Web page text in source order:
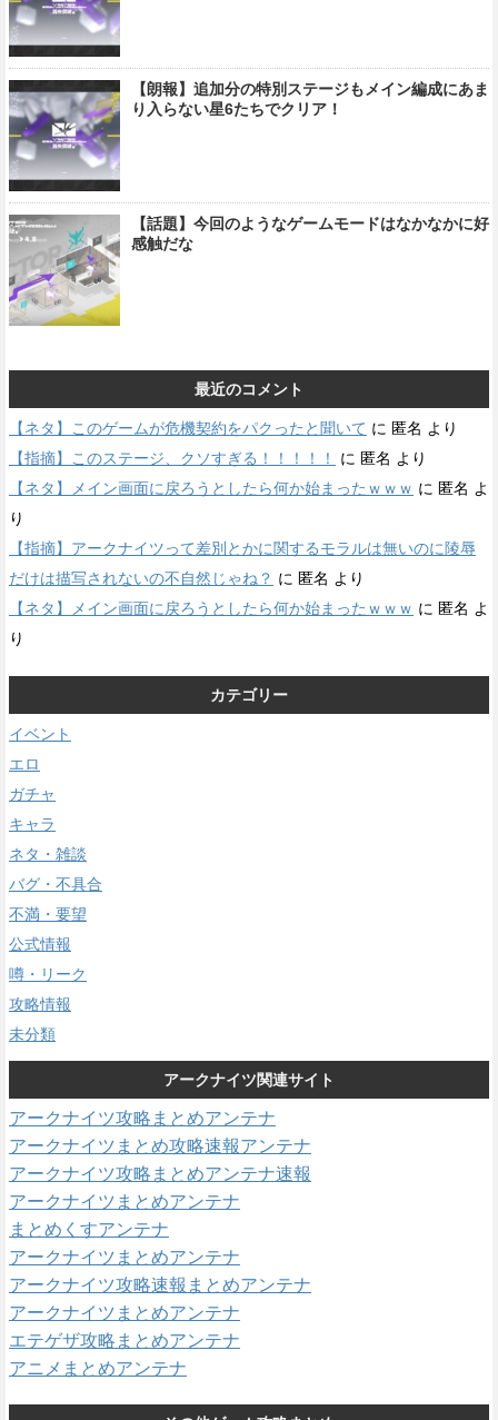
【朗報】追加分の特別ステージもメイン編成にあま
り入らない星6たちでクリア！
【話題】今回のようなゲームモードはなかなかに好
感触だな
最近のコメント
【ネタ】このゲームが危機契約をパクったと聞いて に 匿名 より
【指摘】このステージ、クソすぎる！！！！！
に 匿名 より
【ネタ】メイン画面に戻ろうとしたら何か始まったｗｗｗ に 匿名 よ
り
【指摘】アークナイツって差別とかに関するモラルは無いのに陵辱
だけは描写されないの不自然じゃね？ に 匿名 より
【ネタ】メイン画面に戻ろうとしたら何か始まったｗｗｗ に 匿名 よ
り
カテゴリー
イベント
エロ
ガチャ
キャラ
ネタ・雑談
バグ・不具合
不満・要望
公式情報
噂・リーク
攻略情報
未分類
アークナイツ関連サイト
アークナイツ攻略まとめアンテナ
アークナイツまとめ攻略速報アンテナ
アークナイツ攻略まとめアンテナ速報
アークナイツまとめアンテナ
まとめくすアンテナ
アークナイツまとめアンテナ
アークナイツ攻略速報まとめアンテナ
アークナイツまとめアンテナ
エテゲザ攻略まとめアンテナ
アニメまとめアンテナ